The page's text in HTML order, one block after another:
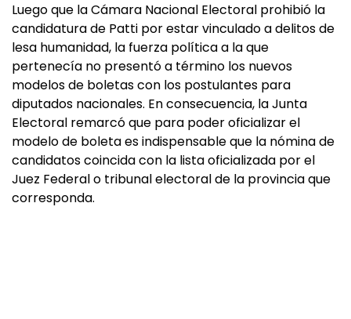
Luego que la Cámara Nacional Electoral prohibió la
candidatura de Patti por estar vinculado a delitos de
lesa humanidad, la fuerza política a la que
pertenecía no presentó a término los nuevos
modelos de boletas con los postulantes para
diputados nacionales. En consecuencia, la Junta
Electoral remarcó que para poder oficializar el
modelo de boleta es indispensable que la nómina de
candidatos coincida con la lista oficializada por el
Juez Federal o tribunal electoral de la provincia que
corresponda.